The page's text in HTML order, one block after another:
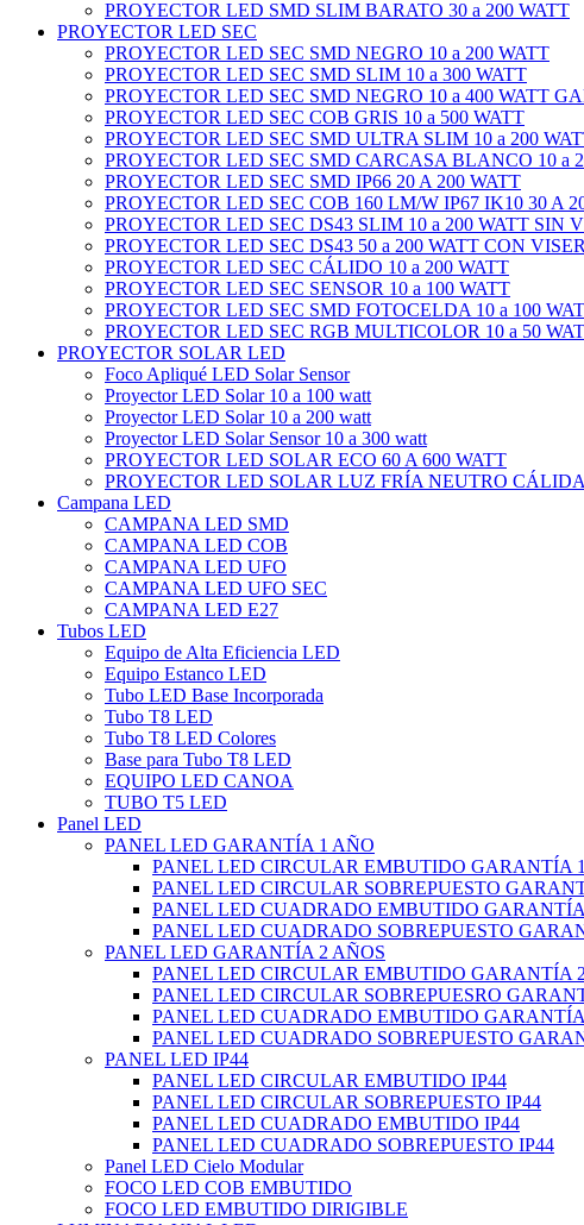
PROYECTOR LED SMD SLIM BARATO 30 a 200 WATT
PROYECTOR LED SEC
PROYECTOR LED SEC SMD NEGRO 10 a 200 WATT
PROYECTOR LED SEC SMD SLIM 10 a 300 WATT
PROYECTOR LED SEC SMD NEGRO 10 a 400 WATT
PROYECTOR LED SEC COB GRIS 10 a 500 WATT
PROYECTOR LED SEC SMD ULTRA SLIM 10 a 200
PROYECTOR LED SEC SMD CARCASA BLANCO 10 a
PROYECTOR LED SEC SMD IP66 20 A 200 WATT
PROYECTOR LED SEC COB 160 LM/W IP67 IK10 30 A
PROYECTOR LED SEC DS43 SLIM 10 a 200 WATT SIN
PROYECTOR LED SEC DS43 50 a 200 WATT CON
PROYECTOR LED SEC CÁLIDO 10 a 200 WATT
PROYECTOR LED SEC SENSOR 10 a 100 WATT
PROYECTOR LED SEC SMD FOTOCELDA 10 a 100
PROYECTOR LED SEC RGB MULTICOLOR 10 a 50
PROYECTOR SOLAR LED
Foco Apliqué LED Solar Sensor
Proyector LED Solar 10 a 100 watt
Proyector LED Solar 10 a 200 watt
Proyector LED Solar Sensor 10 a 300 watt
PROYECTOR LED SOLAR ECO 60 A 600 WATT
PROYECTOR LED SOLAR LUZ FRÍA NEUTRO CÁLIDA
Campana LED
CAMPANA LED SMD
CAMPANA LED COB
CAMPANA LED UFO
CAMPANA LED UFO SEC
CAMPANA LED E27
Tubos LED
Equipo de Alta Eficiencia LED
Equipo Estanco LED
Tubo LED Base Incorporada
Tubo T8 LED
Tubo T8 LED Colores
Base para Tubo T8 LED
EQUIPO LED CANOA
TUBO T5 LED
Panel LED
PANEL LED GARANTÍA 1 AÑO
PANEL LED CIRCULAR EMBUTIDO GARANTÍA
PANEL LED CIRCULAR SOBREPUESTO
PANEL LED CUADRADO EMBUTIDO
PANEL LED CUADRADO SOBREPUESTO
PANEL LED GARANTÍA 2 AÑOS
PANEL LED CIRCULAR EMBUTIDO GARANTÍA
PANEL LED CIRCULAR SOBREPUESRO
PANEL LED CUADRADO EMBUTIDO
PANEL LED CUADRADO SOBREPUESTO
PANEL LED IP44
PANEL LED CIRCULAR EMBUTIDO IP44
PANEL LED CIRCULAR SOBREPUESTO IP44
PANEL LED CUADRADO EMBUTIDO IP44
PANEL LED CUADRADO SOBREPUESTO IP44
Panel LED Cielo Modular
FOCO LED COB EMBUTIDO
FOCO LED EMBUTIDO DIRIGIBLE